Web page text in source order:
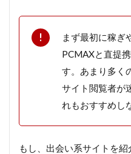
まず最初に稼ぎ
PCMAXと直提
す。あまり多く
サイト閲覧者が
れもおすすめし
もし、出会い系サイトを